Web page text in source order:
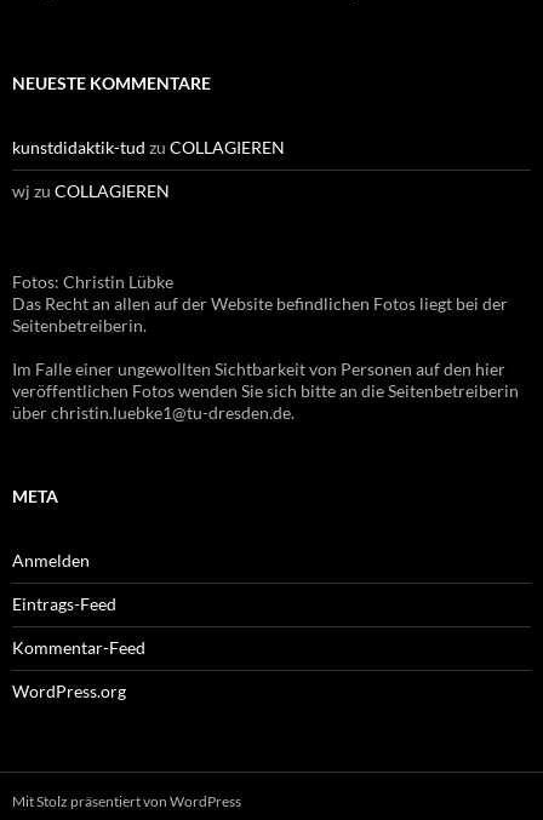
NEUESTE KOMMENTARE
kunstdidaktik-tud zu COLLAGIEREN
wj zu COLLAGIEREN
Fotos: Christin Lübke
Das Recht an allen auf der Website befindlichen Fotos liegt bei der
Seitenbetreiberin.
Im Falle einer ungewollten Sichtbarkeit von Personen auf den hier
veröffentlichen Fotos wenden Sie sich bitte an die Seitenbetreiberin
über christin.luebke1@tu-dresden.de.
META
Anmelden
Eintrags-Feed
Kommentar-Feed
WordPress.org
Mit Stolz präsentiert von WordPress